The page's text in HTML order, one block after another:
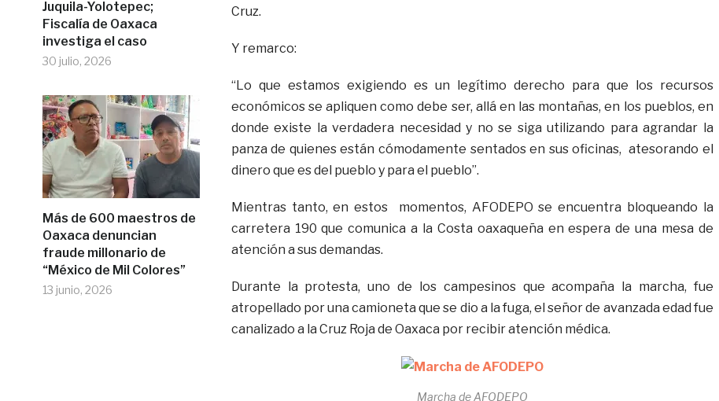
Juquila-Yolotepec;
Fiscalía de Oaxaca
investiga el caso
30 julio, 2026
Más de 600 maestros de
Oaxaca denuncian
fraude millonario de
“México de Mil Colores”
13 junio, 2026
Cruz.
Y remarco:
“Lo que estamos exigiendo es un legítimo derecho para que los recursos
económicos se apliquen como debe ser, allá en las montañas, en los pueblos, en
donde existe la verdadera necesidad y no se siga utilizando para agrandar la
panza de quienes están cómodamente sentados en sus oficinas, atesorando el
dinero que es del pueblo y para el pueblo”.
Mientras tanto, en estos momentos, AFODEPO se encuentra bloqueando la
carretera 190 que comunica a la Costa oaxaqueña en espera de una mesa de
atención a sus demandas.
Durante la protesta, uno de los campesinos que acompaña la marcha, fue
atropellado por una camioneta que se dio a la fuga, el señor de avanzada edad fue
canalizado a la Cruz Roja de Oaxaca por recibir atención médica.
Marcha de AFODEPO